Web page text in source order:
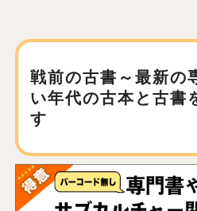
戦前の古書～最新の
い年代の古本と古書
す